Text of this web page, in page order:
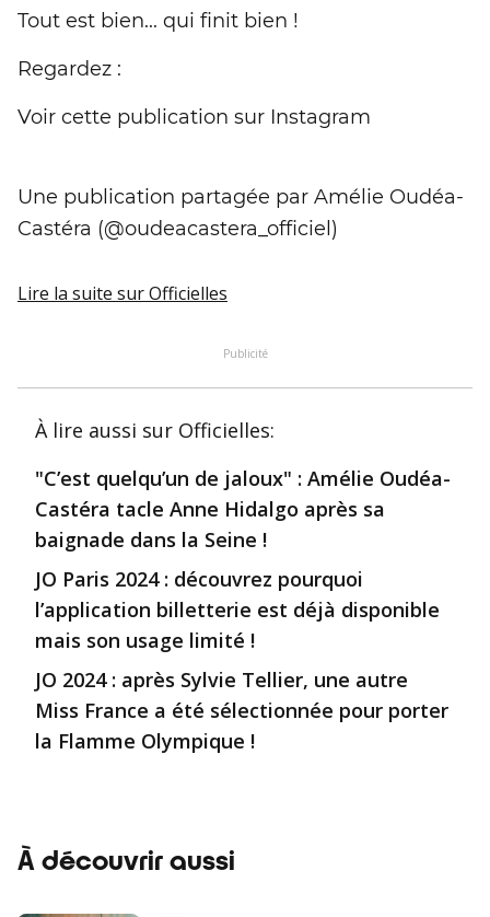
Tout est bien... qui finit bien !
Regardez :
Voir cette publication sur Instagram
Une publication partagée par Amélie Oudéa-
Castéra (@oudeacastera_officiel)
Lire la suite sur Officielles
Publicité
À lire aussi sur Officielles:
"C’est quelqu’un de jaloux" : Amélie Oudéa-
Castéra tacle Anne Hidalgo après sa
baignade dans la Seine !
JO Paris 2024 : découvrez pourquoi
l’application billetterie est déjà disponible
mais son usage limité !
JO 2024 : après Sylvie Tellier, une autre
Miss France a été sélectionnée pour porter
la Flamme Olympique !
À découvrir aussi